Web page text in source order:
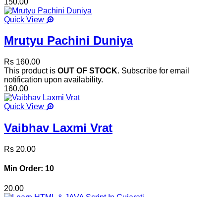
Quick View
Mrutyu Pachini Duniya
Rs 160.00
This product is OUT OF STOCK. Subscribe for email
notification upon availability.
160.00
Quick View
Vaibhav Laxmi Vrat
Rs 20.00
Min Order: 10
20.00